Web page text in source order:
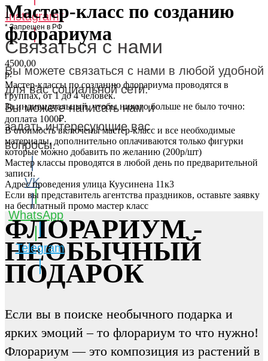
Instagram*
* Запрещен в РФ
Связаться с нами
Вы можете связаться с нами в любой удобной
для вас социальной сети.
Вы можете написать нам и
задать интересующие вас
вопросы.
VK
WhatsApp
Telegram
Мастер-класс по созданию
флорариума
4500,00
р.
Мастер-классы по созданию флорариума проводятся в
группах, от 1 до 4 человек.
За индивидуальный, чтобы никого больше не было точно:
доплата 1000₽.
В стоимость включены мастер-класс и все необходимые
материалы, дополнительно оплачиваются только фигурки
которые можно добавить по желанию (200р/шт)
Мастер классы проводятся в любой день по предварительной
записи.
Адрес проведения улица Куусинена 11к3
Если вы представитель агентства праздников, оставьте заявку
на бесплатный промо мастер класс
ФЛОРАРИУМ -
НЕОБЫЧНЫЙ
ПОДАРОК
Если вы в поиске необычного подарка и
ярких эмоций – то флорариум то что нужно!
Флорариум — это композиция из растений в